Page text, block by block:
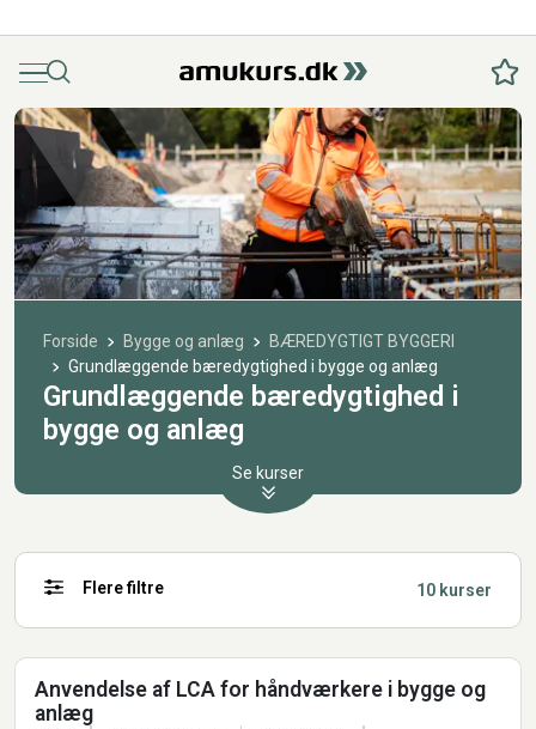
MenuSøg
Forside Bygge og anlæg
BÆREDYGTIGT BYGGERI
Grundlæggende bæredygtighed i bygge og anlæg
Grundlæggende bæredygtighed i
bygge og anlæg
Se kurser
Flere filtre 10 kurser
Anvendelse af LCA for håndværkere i bygge og
anlæg